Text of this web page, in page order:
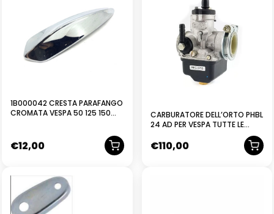
1B000042 CRESTA PARAFANGO
CROMATA VESPA 50 125 150
€12,00
CARBURATORE DELL’ORTO PHBL
24 AD PER VESPA TUTTE LE
€110,00